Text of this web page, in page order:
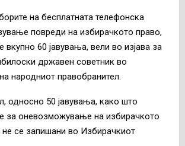
на бесплатната телефонска
повреди на избирачкото право,
вкупно 60 јавувања, вели во изјава за
државен советник во
народниот правобранител.
односно 50 јавувања, како што
за оневозможување на избирачкото
се запишани во Избирачкиот